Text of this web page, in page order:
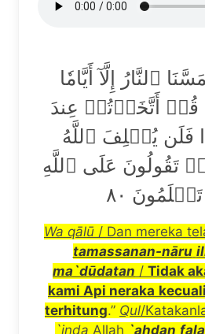
ٱلنَّارُ إِلَّآ أَيَّامٗا
أَتَّخَذۡتُمۡ عِندَ
فَلَن يُخۡلِفَ ٱللَّهُ
عَلَى ٱللَّهِ
Wa qālū / Dan mereka
tamassanan-nāru
ma`dūdatan / Tidak
kami Api neraka
terhitung.” Qul/
`inda Allah `ahdan